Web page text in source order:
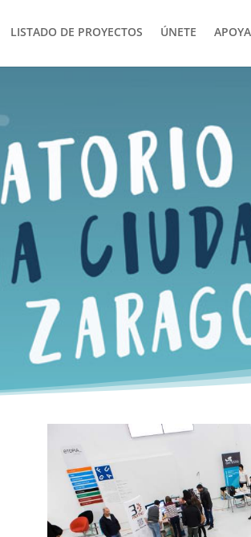
LISTADO DE PROYECTOS ÚNETE